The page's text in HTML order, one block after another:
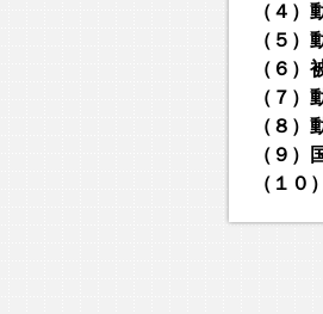
（４
（５
（６）
（７）
（８
（９）
（１